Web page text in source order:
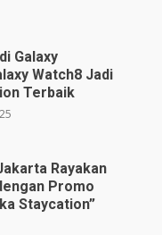
Galaxy
Watch8 Jadi
Terbaik
Rayakan
Promo
Staycation”